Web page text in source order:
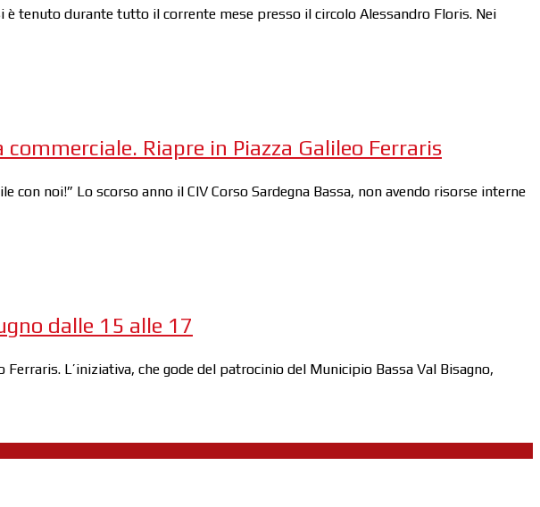
tenuto durante tutto il corrente mese presso il circolo Alessandro Floris. Nei
Riapre in Piazza Galileo Ferraris
noi!” Lo scorso anno il CIV Corso Sardegna Bassa, non avendo risorse interne
dalle 15 alle 17
L’iniziativa, che gode del patrocinio del Municipio Bassa Val Bisagno,